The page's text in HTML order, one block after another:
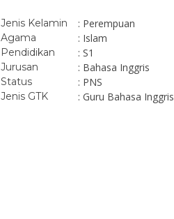
Jenis Kelamin : Perempuan
Agama : Islam
Pendidikan : S1
Jurusan : Bahasa Inggris
Status : PNS
Jenis GTK : Guru Bahasa Inggris